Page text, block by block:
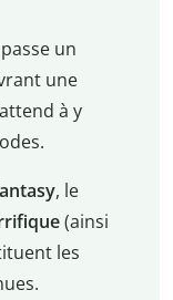
un
une
à y
, le
(ainsi
les